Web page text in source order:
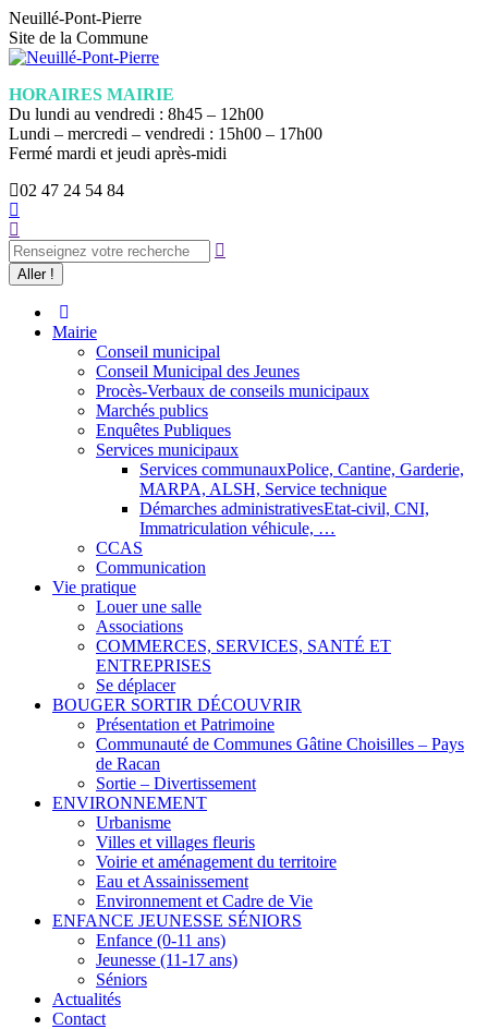
Aller
au
contenu
Neuillé-Pont-Pierre
Site de la Commune
HORAIRES MAIRIE
Du lundi au vendredi : 8h45 – 12h00
Lundi – mercredi – vendredi : 15h00 – 17h00
Fermé mardi et jeudi après-midi
02 47 24 54 84
Facebook
s'ouvre
dans
une
nouvelle
fenêtre
Recherche
Mairie
Conseil municipal
Conseil Municipal des Jeunes
Procès-Verbaux de conseils municipaux
Marchés publics
Enquêtes Publiques
Services municipaux
Services communauxPolice, Cantine, Garderie,
MARPA, ALSH, Service technique
Démarches administrativesEtat-civil, CNI,
Immatriculation véhicule, …
CCAS
Communication
Vie pratique
Louer une salle
Associations
COMMERCES, SERVICES, SANTÉ ET
ENTREPRISES
Se déplacer
BOUGER SORTIR DÉCOUVRIR
Présentation et Patrimoine
Communauté de Communes Gâtine Choisilles – Pays
de Racan
Sortie – Divertissement
ENVIRONNEMENT
Urbanisme
Villes et villages fleuris
Voirie et aménagement du territoire
Eau et Assainissement
Environnement et Cadre de Vie
ENFANCE JEUNESSE SÉNIORS
Enfance (0-11 ans)
Jeunesse (11-17 ans)
Séniors
Actualités
Contact